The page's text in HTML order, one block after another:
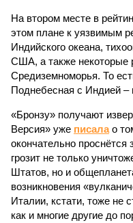
На втором месте в
этом плане к уязвимым
Индийского океана,
США, а также некоторые
Средиземноморья. То
Поднебесная с Индией –
«Бронзу» получают
Версия» уже писалао
окончательно
грозит не только
Штатов, но и
возникновения
Италии, кстати, тоже не
как и многие другие до